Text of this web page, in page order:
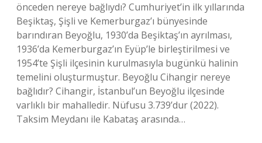
önceden nereye bağlıydı? Cumhuriyet’in ilk yıllarında
Beşiktaş, Şişli ve Kemerburgaz’ı bünyesinde
barındıran Beyoğlu, 1930’da Beşiktaş’ın ayrılması,
1936’da Kemerburgaz’ın Eyüp’le birleştirilmesi ve
1954’te Şişli ilçesinin kurulmasıyla bugünkü halinin
temelini oluşturmuştur. Beyoğlu Cihangir nereye
bağlıdır? Cihangir, İstanbul’un Beyoğlu ilçesinde
varlıklı bir mahalledir. Nüfusu 3.739’dur (2022).
Taksim Meydanı ile Kabataş arasında…